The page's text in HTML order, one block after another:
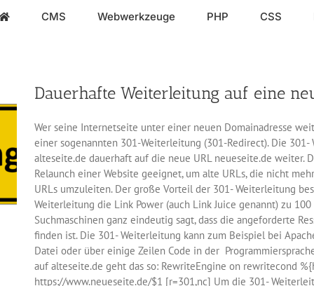
CMS Webwerkzeuge PHP CSS
Dauerhafte Weiterleitung auf eine
Wer seine Internetseite unter einer neuen Domainadresse
einer sogenannten 301-Weiterleitung (301-Redirect). Die
alteseite.de dauerhaft auf die neue URL neueseite.de weiter.
Relaunch einer Website geeignet, um alte URLs, die nicht
URLs umzuleiten. Der große Vorteil der 301- Weiterleitung
Weiterleitung die Link Power (auch Link Juice genannt) zu
Suchmaschinen ganz eindeutig sagt, dass die angeforderte
finden ist. Die 301- Weiterleitung kann zum Beispiel bei
Datei oder über einige Zeilen Code in der
auf alteseite.de geht das so: RewriteEngine on rewritecond
https://www.neueseite.de/$1 [r=301,nc] Um die 301-